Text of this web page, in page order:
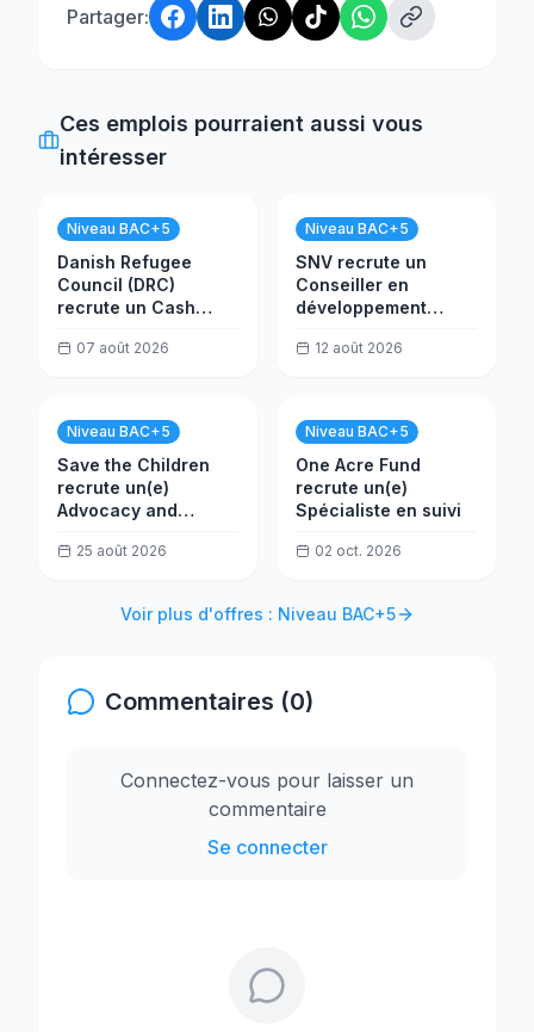
Partager:
Ces emplois pourraient aussi vous
intéresser
Niveau BAC+5
Danish Refugee
Council (DRC)
recrute un Cash
07 août 2026
Niveau BAC+5
SNV recrute un
Conseiller en
développement
12 août 2026
Niveau BAC+5
Save the Children
recrute un(e)
Advocacy and
Coordinator (EU)
25 août 2026
Niveau BAC+5
One Acre Fund
recrute un(e)
Spécialiste en suivi
02 oct. 2026
Voir plus d'offres : Niveau BAC+5
Commentaires (0)
Connectez-vous pour laisser un
commentaire
Se connecter